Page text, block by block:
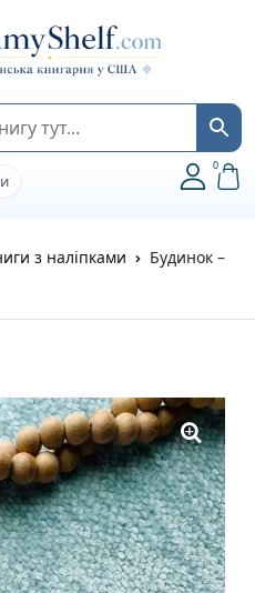
0
з наліпками
Будинок –